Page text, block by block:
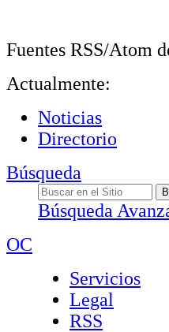
Fuentes RSS/Atom
Actualmente:
Noticias
Directorio
Búsqueda
Búsqueda
OC
Servicios
Legal
RSS